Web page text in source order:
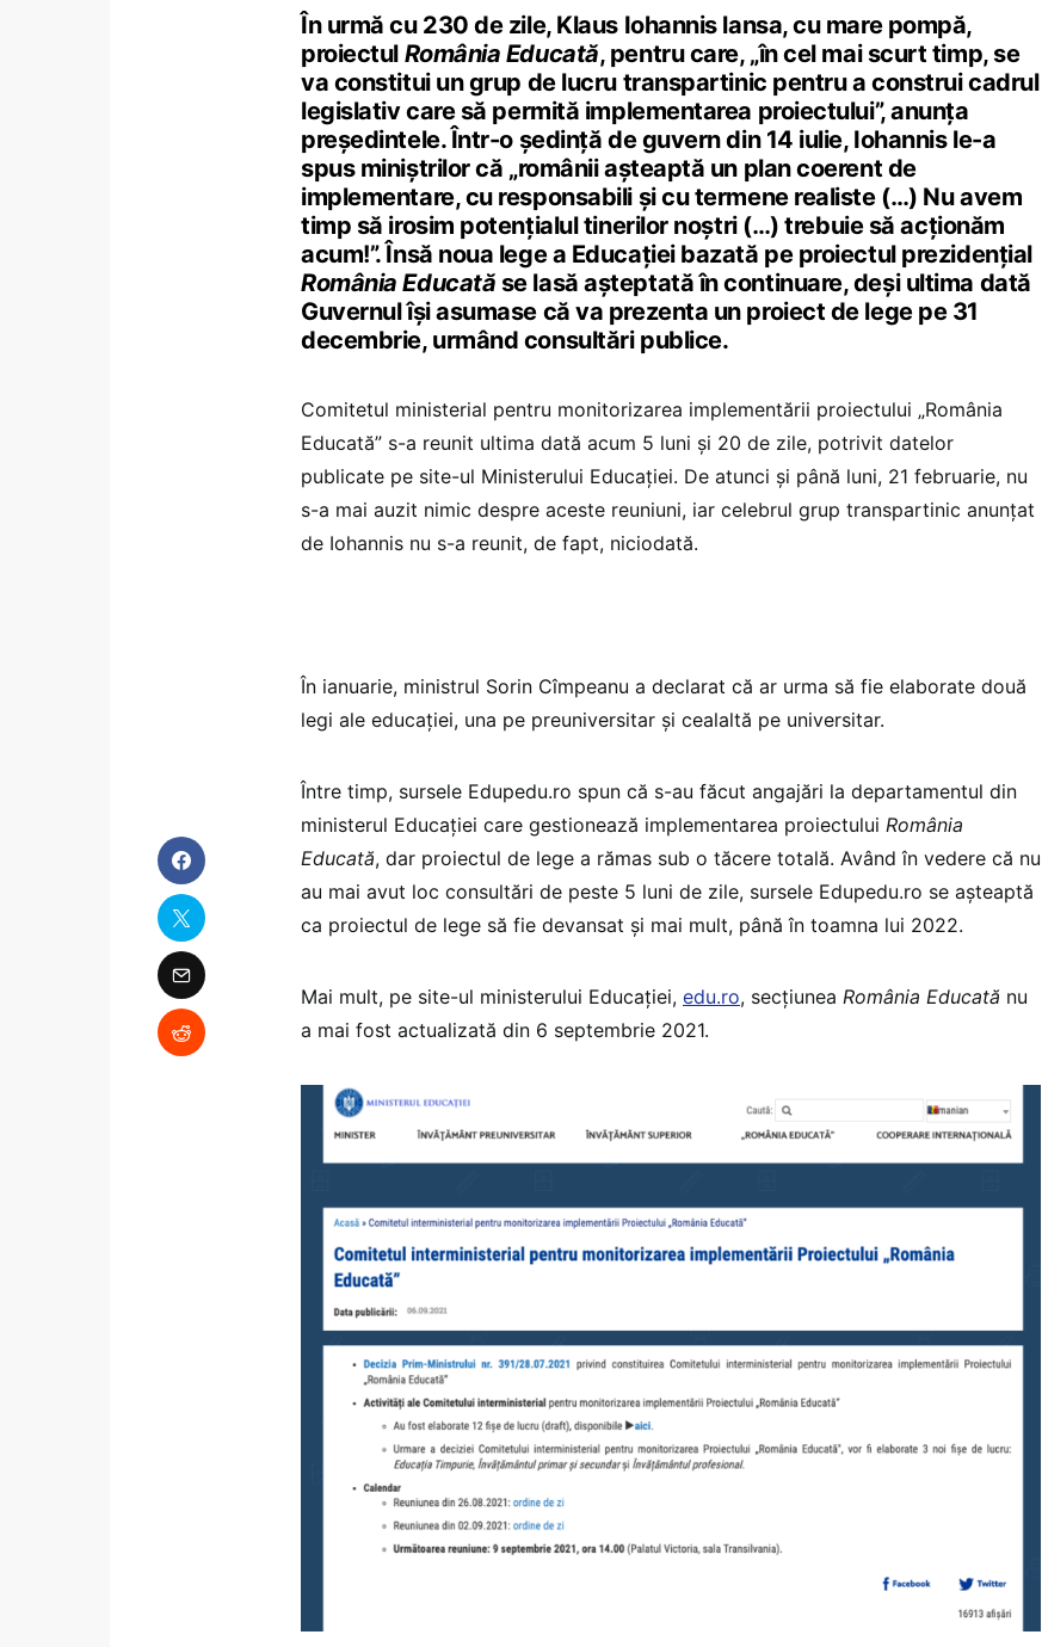
În urmă cu 230 de zile, Klaus Iohannis lansa, cu mare pompă,
proiectul România Educată, pentru care, „în cel mai scurt timp, se
va constitui un grup de lucru transpartinic pentru a construi cadrul
legislativ care să permită implementarea proiectului”, anunța
președintele. Într-o ședință de guvern din 14 iulie, Iohannis le-a
spus miniștrilor că „românii așteaptă un plan coerent de
implementare, cu responsabili și cu termene realiste (…) Nu avem
timp să irosim potențialul tinerilor noștri (…) trebuie să acționăm
acum!”. Însă noua lege a Educației bazată pe proiectul prezidențial
România Educată se lasă așteptată în continuare, deși ultima dată
Guvernul își asumase că va prezenta un proiect de lege pe 31
decembrie, urmând consultări publice.
Comitetul ministerial pentru monitorizarea implementării proiectului „România
Educată” s-a reunit ultima dată acum 5 luni și 20 de zile, potrivit datelor
publicate pe site-ul Ministerului Educației. De atunci și până luni, 21 februarie, nu
s-a mai auzit nimic despre aceste reuniuni, iar celebrul grup transpartinic anunțat
de Iohannis nu s-a reunit, de fapt, niciodată.
În ianuarie, ministrul Sorin Cîmpeanu a declarat că ar urma să fie elaborate două
legi ale educației, una pe preuniversitar și cealaltă pe universitar.
Între timp, sursele Edupedu.ro spun că s-au făcut angajări la departamentul din
ministerul Educației care gestionează implementarea proiectului România
Educată, dar proiectul de lege a rămas sub o tăcere totală. Având în vedere că nu
au mai avut loc consultări de peste 5 luni de zile, sursele Edupedu.ro se așteaptă
ca proiectul de lege să fie devansat și mai mult, până în toamna lui 2022.
Mai mult, pe site-ul ministerului Educației, edu.ro, secțiunea România Educată nu
a mai fost actualizată din 6 septembrie 2021.